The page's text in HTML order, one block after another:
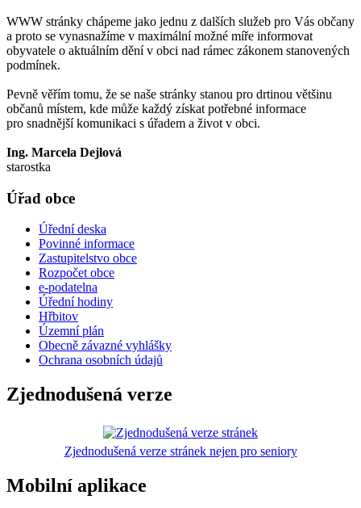
WWW stránky chápeme jako jednu z dalších služeb pro Vás občany
a proto se vynasnažíme v maximální možné míře informovat
obyvatele o aktuálním dění v obci nad rámec zákonem stanovených
podmínek.
Pevně věřím tomu, že se naše stránky stanou pro drtinou většinu
občanů místem, kde může každý získat potřebné informace
pro snadnější komunikaci s úřadem a život v obci.
Ing. Marcela Dejlová
starostka
Úřad obce
Úřední deska
Povinné informace
Zastupitelstvo obce
Rozpočet obce
e-podatelna
Úřední hodiny
Hřbitov
Územní plán
Obecně závazné vyhlášky
Ochrana osobních údajů
Zjednodušená verze
Zjednodušená verze stránek nejen pro seniory
Mobilní aplikace